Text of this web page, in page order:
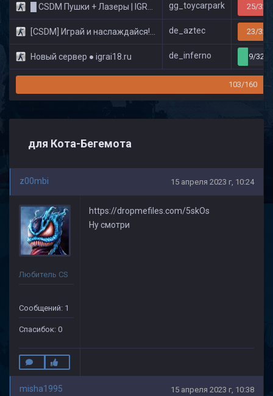
█ CSDM Пушки + Лазеры | IGRAI18.RU ツ █ gg_toycarpark 25/32
[CSDM] Играй и наслаждайся! © Classic de_aztec 23/32
Новый сервер ● igrai18.ru de_inferno 9/32
103/160
для Кота-Бегемота
z00mbi 15 апреля 2023 г, 10:24
Любитель CS
Сообщений: 1
Спасибок: 0
https://dropmefiles.com/5skOs
Ну смотри
misha1995 15 апреля 2023 г, 10:38